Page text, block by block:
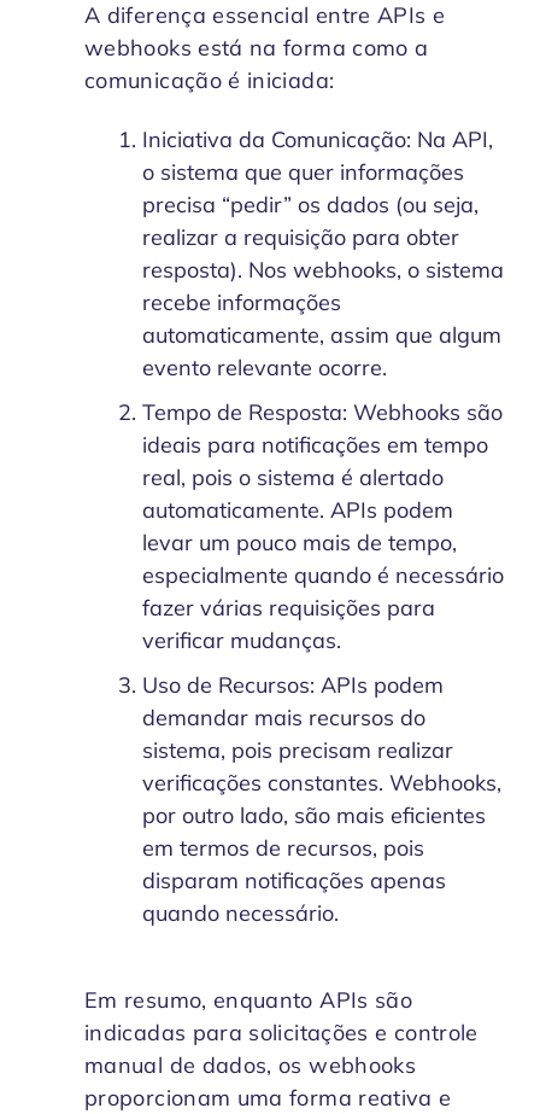
A diferença essencial entre APIs e
webhooks está na forma como a
comunicação é iniciada:
Iniciativa da Comunicação: Na API,
o sistema que quer informações
precisa “pedir” os dados (ou seja,
realizar a requisição para obter
resposta). Nos webhooks, o sistema
recebe informações
automaticamente, assim que algum
evento relevante ocorre.
Tempo de Resposta: Webhooks são
ideais para notificações em tempo
real, pois o sistema é alertado
automaticamente. APIs podem
levar um pouco mais de tempo,
especialmente quando é necessário
fazer várias requisições para
verificar mudanças.
Uso de Recursos: APIs podem
demandar mais recursos do
sistema, pois precisam realizar
verificações constantes. Webhooks,
por outro lado, são mais eficientes
em termos de recursos, pois
disparam notificações apenas
quando necessário.
Em resumo, enquanto APIs são
indicadas para solicitações e controle
manual de dados, os webhooks
proporcionam uma forma reativa e